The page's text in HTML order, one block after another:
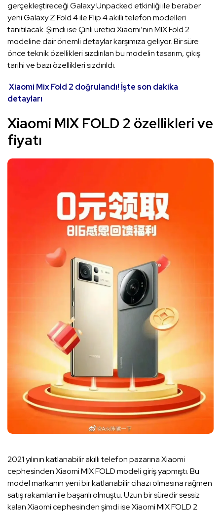
gerçekleştireceği Galaxy Unpacked etkinliği ile beraber
yeni Galaxy Z Fold 4 ile Flip 4 akıllı telefon modelleri
tanıtılacak. Şimdi ise Çinli üretici Xiaomi’nin MIX Fold 2
modeline dair önemli detaylar karşımıza geliyor. Bir süre
önce teknik özellikleri sızdırılan bu modelin tasarım, çıkış
tarihi ve bazı özellikleri sızdırıldı.
Xiaomi Mix Fold 2 doğrulandı! İşte son dakika
detayları
Xiaomi MIX FOLD 2 özellikleri ve
fiyatı
2021 yılının katlanabilir akıllı telefon pazarına Xiaomi
cephesinden Xiaomi MIX FOLD modeli giriş yapmıştı. Bu
model markanın yeni bir katlanabilir cihazı olmasına rağmen
satış rakamları ile başarılı olmuştu. Uzun bir süredir sessiz
kalan Xiaomi cephesinden şimdi ise Xiaomi MIX FOLD 2